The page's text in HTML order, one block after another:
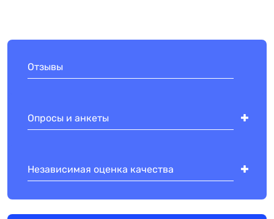
Отзывы
Опросы и анкеты
Независимая оценка качества